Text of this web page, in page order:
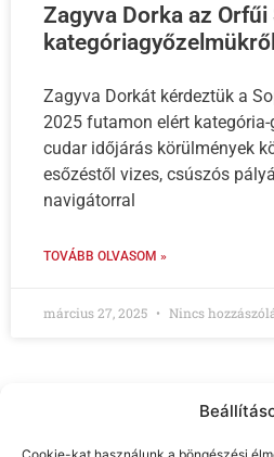
Zagyva Dorka az
kategóriagyőzelmükről
Zagyva Dorkát kérdeztük a
2025 futamon elért
cudar időjárás körülmények
esőzéstől vizes, csúszós
navigátorral
TOVÁBB OLVASOM »
március 27, 2025 Nincs